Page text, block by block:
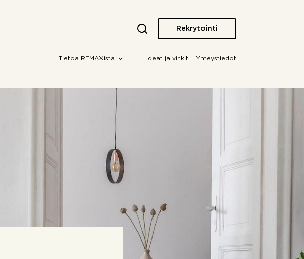
Rekrytointi
Tietoa REMAXista Ideat ja vinkit Yhteystiedot